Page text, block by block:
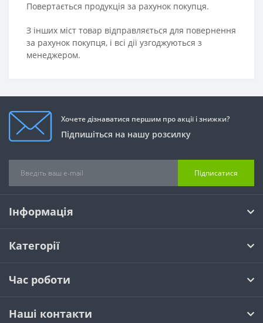
Повертається продукція за рахунок покупця.
З інших міст товар відправляється для повернення
за рахунок покупця, і всі дії узгоджуються з
менеджером.
Хочете дізнаватися першим про акції і знижки?
Підпишіться на нашу розсилку
Підписатися
Інформація
Категорії
Час роботи
Наші контакти